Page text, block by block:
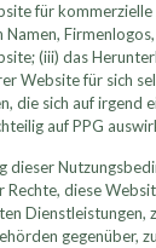
für kommerzielle
(iii) das
Website für sich
die sich auf irgend
auf PPG
dieser
Rechte, diese
Dienstleistungen,
gegenüber,